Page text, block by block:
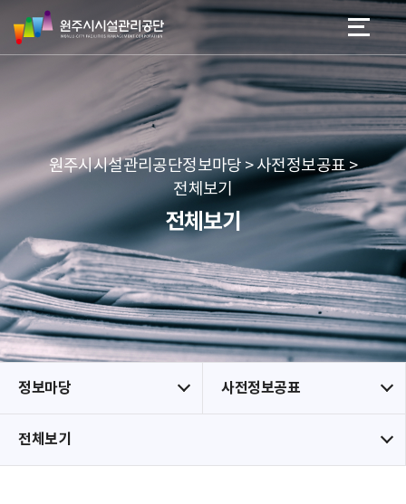
네
본문 바로가기
메뉴 바로가기
원
주
시
리
공
단
원주시시설관리공단정보마당 > 사전정보공표 >
전체보기
전체보기
정보마당 사전정보공표
전체보기